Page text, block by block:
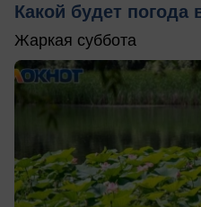
Какой будет погода
Жаркая суббота